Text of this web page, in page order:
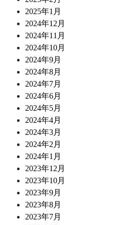
2025年1月
2024年12月
2024年11月
2024年10月
2024年9月
2024年8月
2024年7月
2024年6月
2024年5月
2024年4月
2024年3月
2024年2月
2024年1月
2023年12月
2023年10月
2023年9月
2023年8月
2023年7月